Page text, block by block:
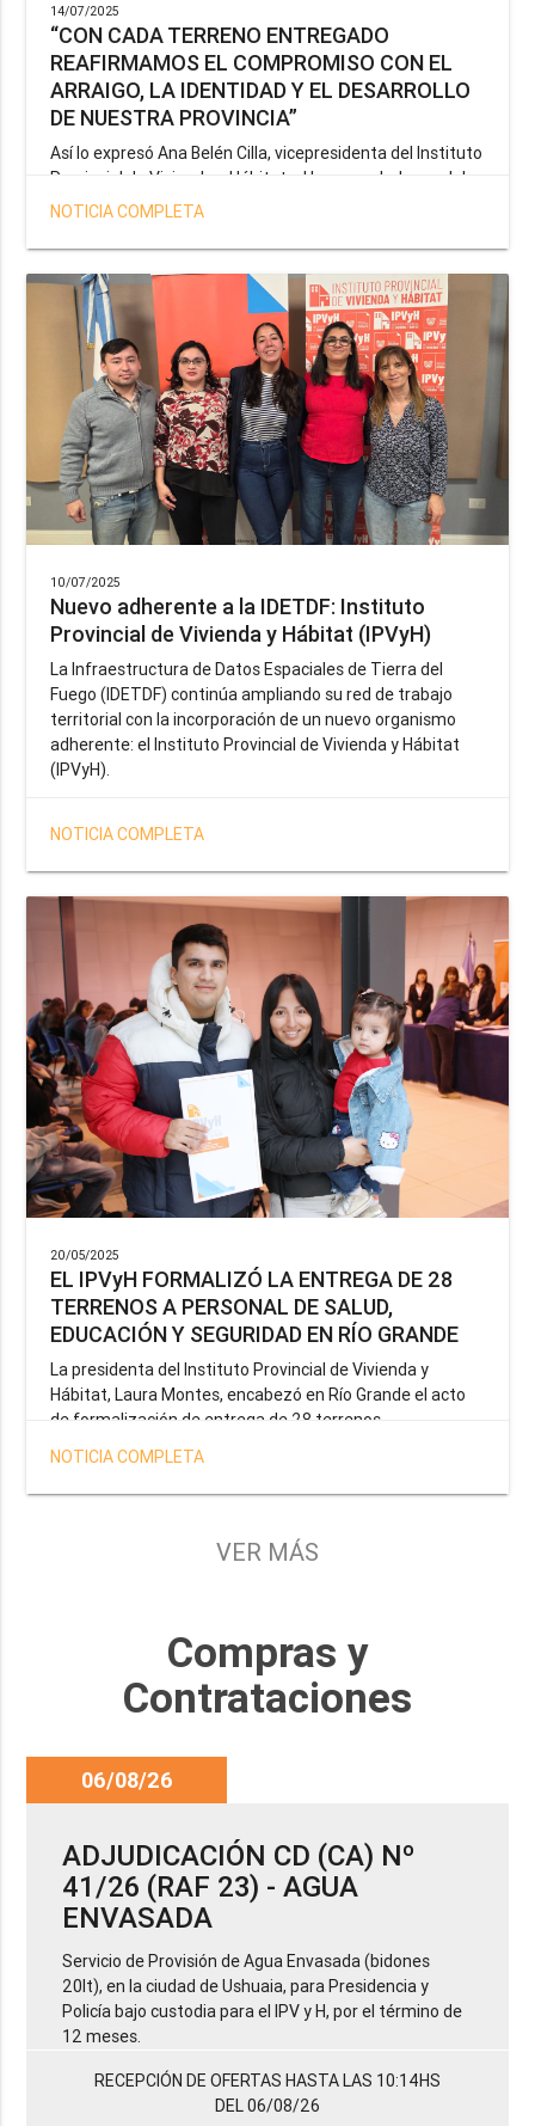
14/07/2025
“CON CADA TERRENO ENTREGADO
REAFIRMAMOS EL COMPROMISO CON EL
ARRAIGO, LA IDENTIDAD Y EL DESARROLLO
DE NUESTRA PROVINCIA”
Así lo expresó Ana Belén Cilla, vicepresidenta del Instituto
Provincial de Vivienda y Hábitat, al hacer un balance del
trabajo del organismo en el marco de la operatoria
salud y seguridad impulsada por el gobernador Gustavo
Melella.
NOTICIA COMPLETA
10/07/2025
Nuevo adherente a la IDETDF: Instituto
Provincial de Vivienda y Hábitat (IPVyH)
La Infraestructura de Datos Espaciales de Tierra del
Fuego (IDETDF) continúa ampliando su red de trabajo
territorial con la incorporación de un nuevo organismo
adherente: el Instituto Provincial de Vivienda y Hábitat
(IPVyH).
NOTICIA COMPLETA
20/05/2025
EL IPVyH FORMALIZÓ LA ENTREGA DE 28
TERRENOS A PERSONAL DE SALUD,
EDUCACIÓN Y SEGURIDAD EN RÍO GRANDE
La presidenta del Instituto Provincial de Vivienda y
Hábitat, Laura Montes, encabezó en Río Grande el acto
de formalización de entrega de 28 terrenos
correspondientes a la operatoria especial anunciada por
el Gobernador Gustavo Melella, la cual tiene como
objetivo brindar una solución habitacional a docentes,
Provincia y del Servicio Penitenciario.
NOTICIA COMPLETA
VER MÁS
Compras y
Contrataciones
06/08/26
ADJUDICACIÓN CD (CA) Nº
41/26 (RAF 23) - AGUA
ENVASADA
Servicio de Provisión de Agua Envasada (bidones
20lt), en la ciudad de Ushuaia, para Presidencia y
Policía bajo custodia para el IPV y H, por el término de
12 meses.
RECEPCIÓN DE OFERTAS HASTA LAS 10:14HS
DEL 06/08/26